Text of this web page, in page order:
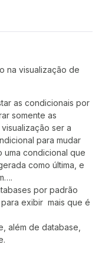
na visualização de
as condicionais por
somente as
ser a
para mudar
uma condicional que
como última, e
por padrão
exibir mais que é
além de database,